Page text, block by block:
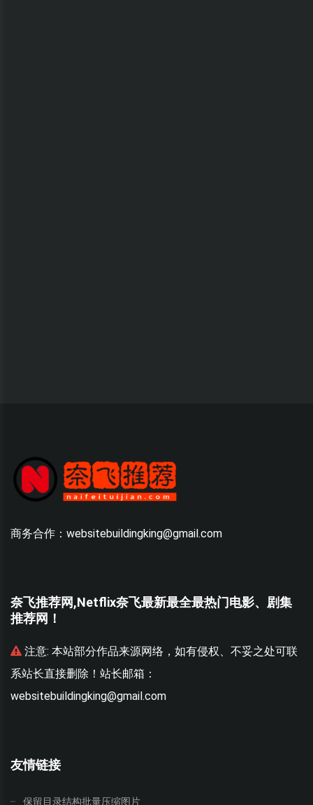
商务合作：websitebuildingking@gmail.com
奈飞推荐网,Netflix奈飞最新最全最热门电影、剧集
推荐网！
注意: 本站部分作品来源网络，如有侵权、不妥之处可联
系站长直接删除！站长邮箱：
websitebuildingking@gmail.com
友情链接
保留目录结构批量压缩图片